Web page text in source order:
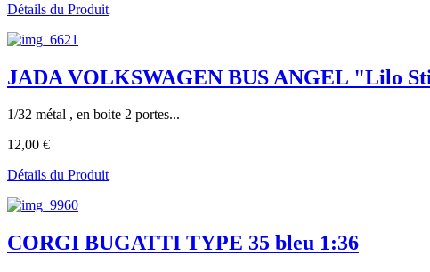
Détails du Produit
JADA VOLKSWAGEN BUS ANGEL "Lilo
1/32 métal , en boite 2 portes...
12,00 €
Détails du Produit
CORGI BUGATTI TYPE 35 bleu 1:36